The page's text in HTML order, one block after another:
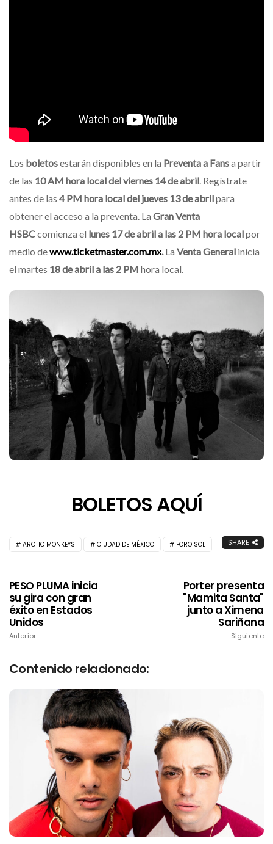
Los boletosestarán disponibles en la Preventa a Fansa partir
de las 10 AM hora local del viernes 14 de abril. Regístrate
antes de las 4 PM hora local del jueves 13 de abrilpara
obtener el acceso a la preventa. La Gran Venta
HSBCcomienza el lunes 17 de abril a las 2 PM hora localpor
medio dewww.ticketmaster.com.mx.La Venta General inicia
el martes 18 de abril a las 2 PM hora local.
BOLETOS AQUÍ
ARCTIC MONKEYS CIUDAD DE MÉXICO FORO SOL SHARE
PESO PLUMA inicia
su gira con gran
éxito en Estados
Unidos
Anterior
Porter presenta
"Mamita Santa"
junto a Ximena
Sariñana
Siguiente
Contenido relacionado: